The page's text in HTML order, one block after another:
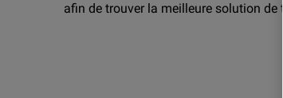
afin de trouver la meilleure solution de